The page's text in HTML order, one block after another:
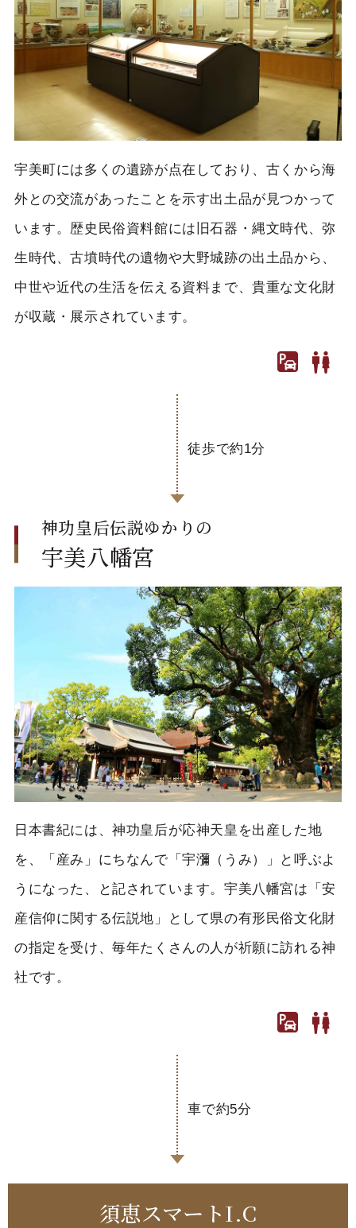
宇美町には多くの遺跡が点在しており、古くから海
外との交流があったことを示す出土品が見つかって
います。歴史民俗資料館には旧石器・縄文時代、弥
生時代、古墳時代の遺物や大野城跡の出土品から、
中世や近代の生活を伝える資料まで、貴重な文化財
が収蔵・展示されています。
徒歩で約1分
神功皇后伝説ゆかりの
宇美八幡宮
日本書紀には、神功皇后が応神天皇を出産した地
を、「産み」にちなんで「宇瀰（うみ）」と呼ぶよ
うになった、と記されています。宇美八幡宮は「安
産信仰に関する伝説地」として県の有形民俗文化財
の指定を受け、毎年たくさんの人が祈願に訪れる神
社です。
車で約5分
須恵スマートI.C